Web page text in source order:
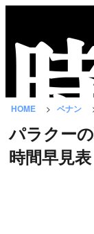
HOME ベナン
パラクー
時間早見表
な
と
は？